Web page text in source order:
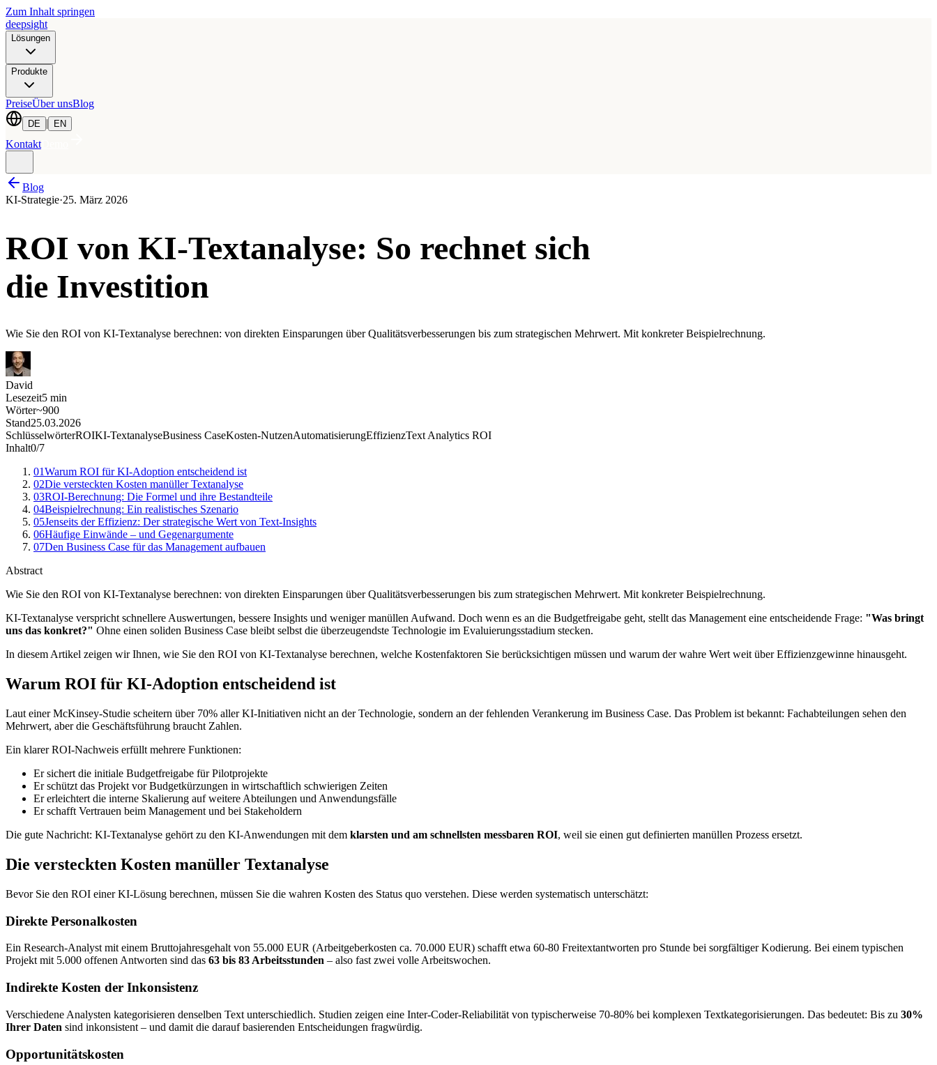
Zum Inhalt springen
deepsight
Lösungen
Produkte
PreiseÜber unsBlog
DE | EN
Kontakt
Blog
KI-Strategie·25. März 2026
ROI von KI-Textanalyse: So rechnet sich
die Investition
Wie Sie den ROI von KI-Textanalyse berechnen: von direkten Einsparungen über Qualitätsverbesserungen bis zum strategischen Mehrwert. Mit konkreter Beispielrechnung.
David
Lesezeit5 min
Wörter~900
Stand25.03.2026
SchlüsselwörterROIKI-TextanalyseBusiness CaseKosten-NutzenAutomatisierungEffizienzText Analytics ROI
Inhalt0/7
01Warum ROI für KI-Adoption entscheidend ist
02Die versteckten Kosten manüller Textanalyse
03ROI-Berechnung: Die Formel und ihre Bestandteile
04Beispielrechnung: Ein realistisches Szenario
05Jenseits der Effizienz: Der strategische Wert von Text-Insights
06Häufige Einwände – und Gegenargumente
07Den Business Case für das Management aufbauen
Abstract
Wie Sie den ROI von KI-Textanalyse berechnen: von direkten Einsparungen über Qualitätsverbesserungen bis zum strategischen Mehrwert. Mit konkreter Beispielrechnung.
KI-Textanalyse verspricht schnellere Auswertungen, bessere Insights und weniger manüllen Aufwand. Doch wenn es an die Budgetfreigabe geht, stellt das Management eine entscheidende Frage: "Was bringt
uns das konkret?" Ohne einen soliden Business Case bleibt selbst die überzeugendste Technologie im Evaluierungsstadium stecken.
In diesem Artikel zeigen wir Ihnen, wie Sie den ROI von KI-Textanalyse berechnen, welche Kostenfaktoren Sie berücksichtigen müssen und warum der wahre Wert weit über Effizienzgewinne hinausgeht.
Warum ROI für KI-Adoption entscheidend ist
Laut einer McKinsey-Studie scheitern über 70% aller KI-Initiativen nicht an der Technologie, sondern an der fehlenden Verankerung im Business Case. Das Problem ist bekannt: Fachabteilungen sehen den
Mehrwert, aber die Geschäftsführung braucht Zahlen.
Ein klarer ROI-Nachweis erfüllt mehrere Funktionen:
Er sichert die initiale Budgetfreigabe für Pilotprojekte
Er schützt das Projekt vor Budgetkürzungen in wirtschaftlich schwierigen Zeiten
Er erleichtert die interne Skalierung auf weitere Abteilungen und Anwendungsfälle
Er schafft Vertrauen beim Management und bei Stakeholdern
Die gute Nachricht: KI-Textanalyse gehört zu den KI-Anwendungen mit dem klarsten und am schnellsten messbaren ROI, weil sie einen gut definierten manüllen Prozess ersetzt.
Die versteckten Kosten manüller Textanalyse
Bevor Sie den ROI einer KI-Lösung berechnen, müssen Sie die wahren Kosten des Status quo verstehen. Diese werden systematisch unterschätzt:
Direkte Personalkosten
Ein Research-Analyst mit einem Bruttojahresgehalt von 55.000 EUR (Arbeitgeberkosten ca. 70.000 EUR) schafft etwa 60-80 Freitextantworten pro Stunde bei sorgfältiger Kodierung. Bei einem typischen
Projekt mit 5.000 offenen Antworten sind das 63 bis 83 Arbeitsstunden – also fast zwei volle Arbeitswochen.
Indirekte Kosten der Inkonsistenz
Verschiedene Analysten kategorisieren denselben Text unterschiedlich. Studien zeigen eine Inter-Coder-Reliabilität von typischerweise 70-80% bei komplexen Textkategorisierungen. Das bedeutet: Bis zu 30%
Ihrer Daten sind inkonsistent – und damit die darauf basierenden Entscheidungen fragwürdig.
Opportunitätskosten